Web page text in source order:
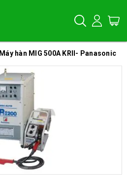
Máy hàn MIG 500A KRII- Panasonic